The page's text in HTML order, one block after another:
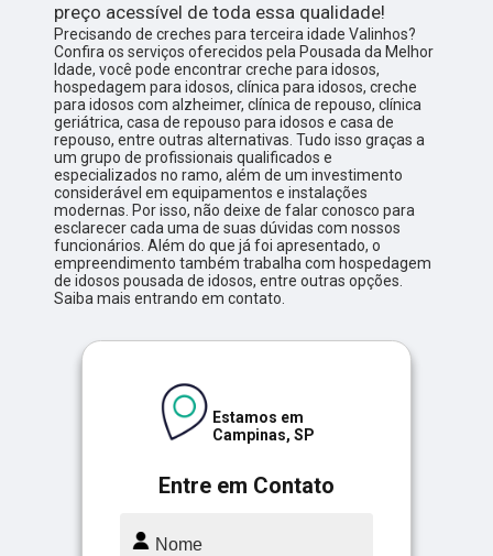
preço acessível de toda essa qualidade!
Precisando de creches para terceira idade Valinhos?
Confira os serviços oferecidos pela Pousada da Melhor
Idade, você pode encontrar creche para idosos,
hospedagem para idosos, clínica para idosos, creche
para idosos com alzheimer, clínica de repouso, clínica
geriátrica, casa de repouso para idosos e casa de
repouso, entre outras alternativas. Tudo isso graças a
um grupo de profissionais qualificados e
especializados no ramo, além de um investimento
considerável em equipamentos e instalações
modernas. Por isso, não deixe de falar conosco para
esclarecer cada uma de suas dúvidas com nossos
funcionários. Além do que já foi apresentado, o
empreendimento também trabalha com hospedagem
de idosos pousada de idosos, entre outras opções.
Saiba mais entrando em contato.
Entre em Contato
Estamos em
Campinas, SP